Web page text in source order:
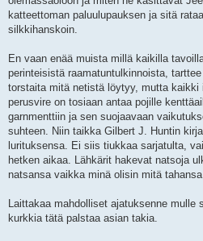
katteettoman paluulupauksen ja sitä
silkkihanskoin.
En vaan enää muista millä kaikilla
perinteisistä raamatuntulkinnoista,
torstaita mitä netistä löytyy, mutta kaikki
perusvire on tosiaan antaa pojille
garnmenttiin ja sen suojaavaan
suhteen. Niin taikka Gilbert J. Huntin
lurituksensa. Ei siis tiukkaa sarjatulta,
hetken aikaa. Lähkärit hakevat natsoja
natsansa vaikka minä olisin mitä
Laittakaa mahdolliset ajatuksenne mulle
kurkkia tätä palstaa asian takia.